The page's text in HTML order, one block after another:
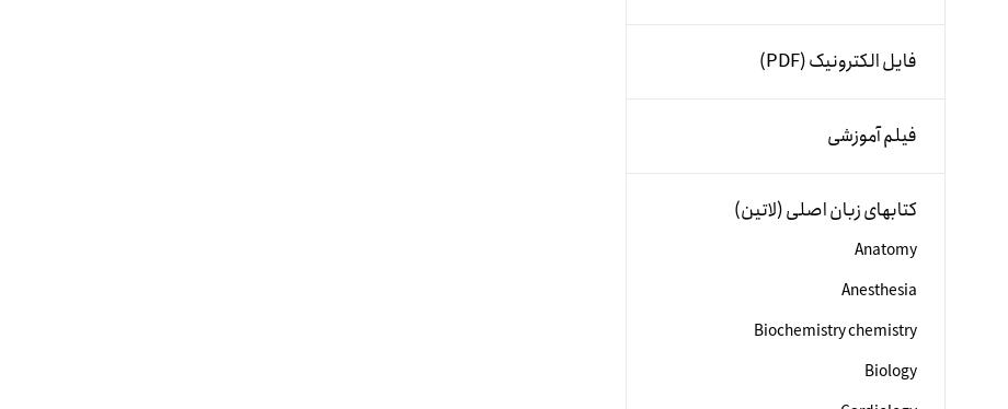
فایل الکترونیک (PDF)
فیلم آموزشی
کتابهای زبان اصلی (لاتین)
Anatomy
Anesthesia
Biochemistry chemistry
Biology